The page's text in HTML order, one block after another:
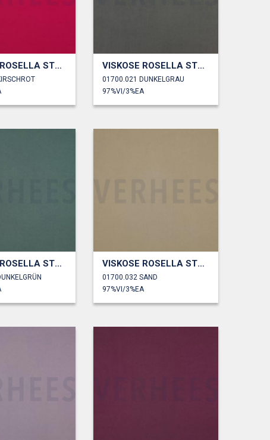
VISKOSE ROSELLA STRETCH VISKOSE ROSELLA STRETCH
01700.021 DUNKELGRAU
97%VI/3%EA
VISKOSE ROSELLA STRETCH VISKOSE ROSELLA STRETCH
01700.032 SAND
97%VI/3%EA